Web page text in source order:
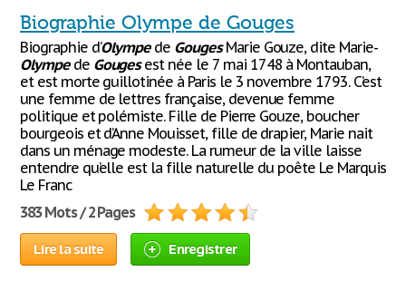
Biographie Olympe de Gouges
Biographie d’Olympede GougesMarie Gouze, dite Marie-
Olympede Gougesest née le 7 mai 1748 à Montauban,
et est morte guillotinée à Paris le 3 novembre 1793. C’est
une femme de lettres française, devenue femme
politique et polémiste. Fille de Pierre Gouze, boucher
bourgeois et d’Anne Mouisset, fille de drapier, Marie nait
dans un ménage modeste. La rumeur de la ville laisse
entendre qu’elle est la fille naturelle du poête Le Marquis
Le Franc
383 Mots / 2 Pages
Lire la suite Enregistrer